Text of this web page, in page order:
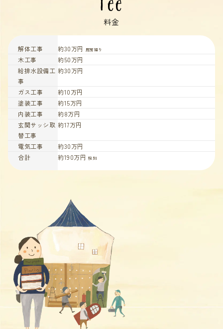
料金
解体工事 約30万円 厨房廻り
木工事
約50万円
給排水設備工
事
約30万円
ガス工事
約10万円
塗装工事
約15万円
内装工事
約8万円
玄関サッシ取
替工事
約17万円
電気工事
約30万円
合計
約190万円税別